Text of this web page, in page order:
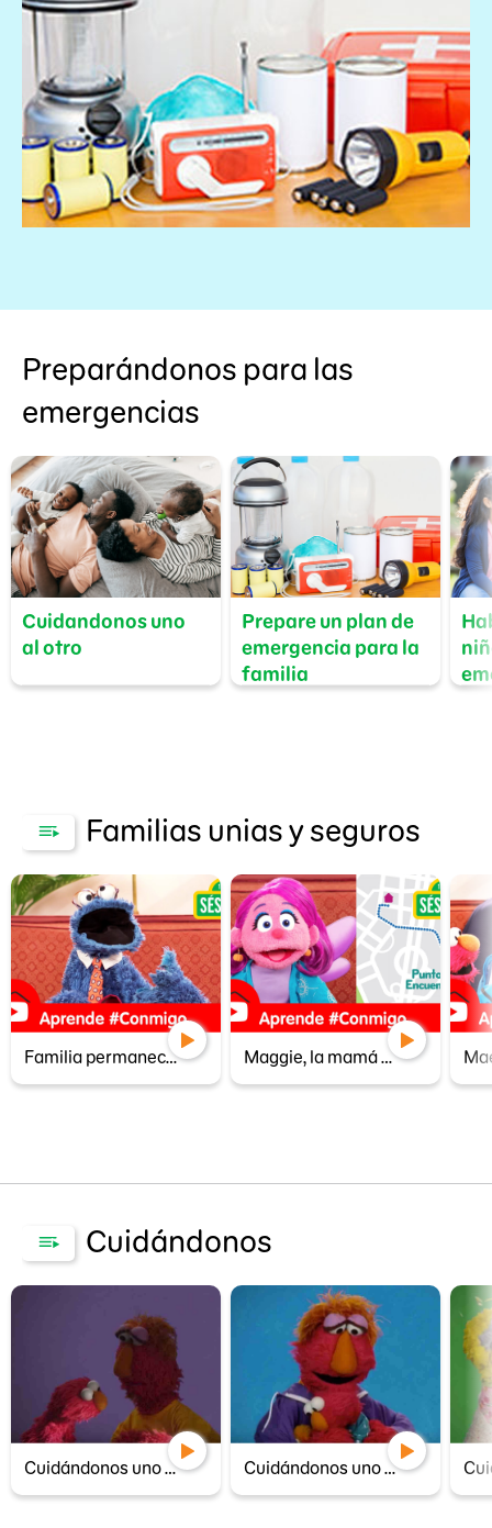
Preparándonos para las
emergencias
Cuidandonos uno
al otro
Prepare un plan de
emergencia para la
familia
Familias unias y seguros
Familia permanecer unida en emergencia, papá de Comegalletas te aconseja Maggie, la mamá de Abby, te explica qué es un punto de encuentro
Cuidándonos
Cuidándonos uno al otro: Juguemos juntos Cuidándonos uno al otro: Sentimientos intensos